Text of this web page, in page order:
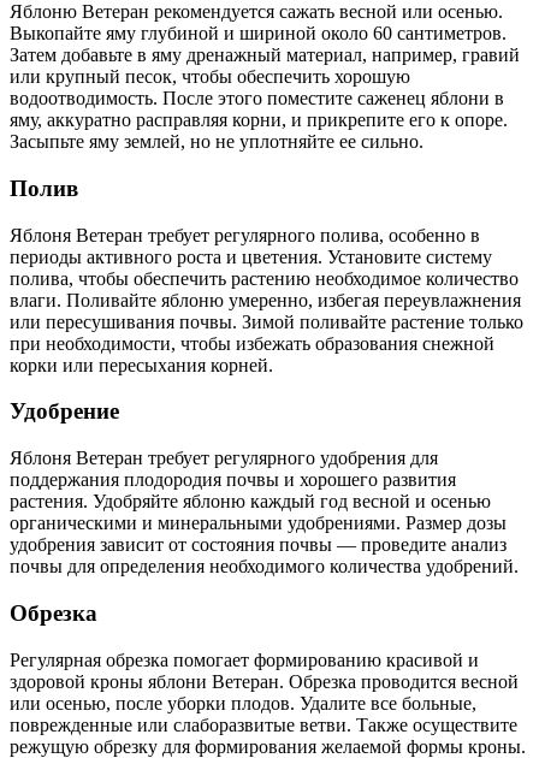
Яблоню Ветеран рекомендуется сажать весной или осенью.
Выкопайте яму глубиной и шириной около 60 сантиметров.
Затем добавьте в яму дренажный материал, например, гравий
или крупный песок, чтобы обеспечить хорошую
водоотводимость. После этого поместите саженец яблони в
яму, аккуратно расправляя корни, и прикрепите его к опоре.
Засыпьте яму землей, но не уплотняйте ее сильно.
Полив
Яблоня Ветеран требует регулярного полива, особенно в
периоды активного роста и цветения. Установите систему
полива, чтобы обеспечить растению необходимое количество
влаги. Поливайте яблоню умеренно, избегая переувлажнения
или пересушивания почвы. Зимой поливайте растение только
при необходимости, чтобы избежать образования снежной
корки или пересыхания корней.
Удобрение
Яблоня Ветеран требует регулярного удобрения для
поддержания плодородия почвы и хорошего развития
растения. Удобряйте яблоню каждый год весной и осенью
органическими и минеральными удобрениями. Размер дозы
удобрения зависит от состояния почвы — проведите анализ
почвы для определения необходимого количества удобрений.
Обрезка
Регулярная обрезка помогает формированию красивой и
здоровой кроны яблони Ветеран. Обрезка проводится весной
или осенью, после уборки плодов. Удалите все больные,
поврежденные или слаборазвитые ветви. Также осуществите
режущую обрезку для формирования желаемой формы кроны.